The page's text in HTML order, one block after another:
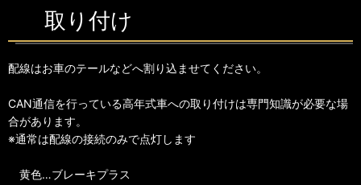
取り付け
配線はお車のテールなどへ割り込ませてください。
CAN通信を行っている高年式車への取り付けは専門知識が必要な場
合があります。
※通常は配線の接続のみで点灯します
黄色…ブレーキプラス